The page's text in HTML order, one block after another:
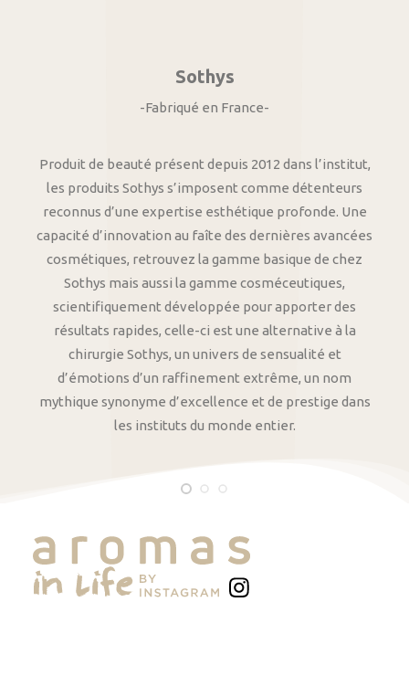
Sothys
-Fabriqué en France-
Produit de beauté présent depuis 2012 dans l’institut,
les produits Sothys s’imposent comme détenteurs
reconnus d’une expertise esthétique profonde. Une
capacité d’innovation au faîte des dernières avancées
cosmétiques, retrouvez la gamme basique de chez
Sothys mais aussi la gamme cosméceutiques,
scientifiquement développée pour apporter des
résultats rapides, celle-ci est une alternative à la
chirurgie Sothys, un univers de sensualité et
d’émotions d’un raffinement extrême, un nom
mythique synonyme d’excellence et de prestige dans
les instituts du monde entier.